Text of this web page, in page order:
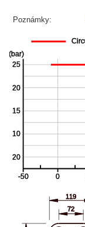
Poznámky: